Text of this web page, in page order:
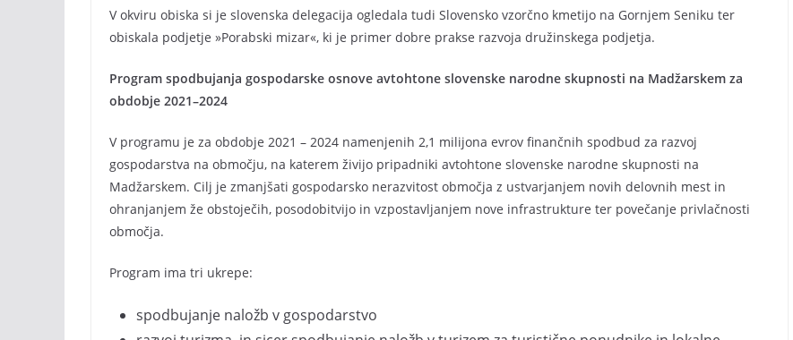
V okviru obiska si je slovenska delegacija ogledala tudi Slovensko vzorčno kmetijo na Gornjem Seniku ter
obiskala podjetje »Porabski mizar«, ki je primer dobre prakse razvoja družinskega podjetja.
Program spodbujanja gospodarske osnove avtohtone slovenske narodne skupnosti na Madžarskem za
obdobje 2021–2024
V programu je za obdobje 2021 – 2024 namenjenih 2,1 milijona evrov finančnih spodbud za razvoj
gospodarstva na območju, na katerem živijo pripadniki avtohtone slovenske narodne skupnosti na
Madžarskem. Cilj je zmanjšati gospodarsko nerazvitost območja z ustvarjanjem novih delovnih mest in
ohranjanjem že obstoječih, posodobitvijo in vzpostavljanjem nove infrastrukture ter povečanje privlačnosti
območja.
Program ima tri ukrepe:
spodbujanje naložb v gospodarstvo